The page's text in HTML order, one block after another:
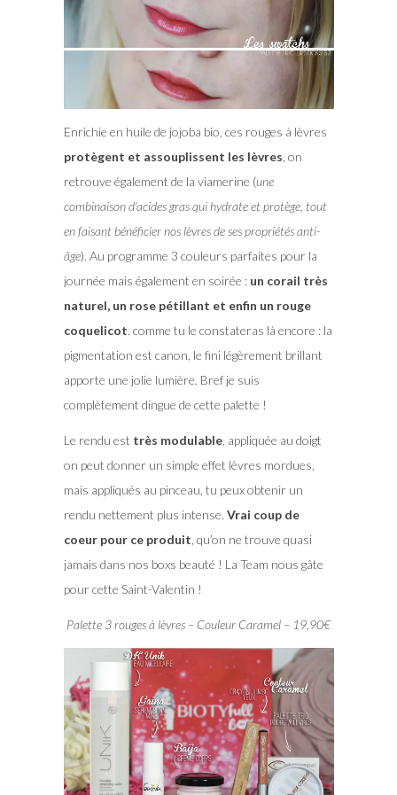
Enrichie en huile de jojoba bio, ces rouges à lèvres
protègent et assouplissent les lèvres , on
retrouve également de la viamerine (une
combinaison d’acides gras qui hydrate et protège, tout
en faisant bénéficier nos lèvres de ses propriétés anti-
âge). Au programme 3 couleurs parfaites pour la
journée mais également en soirée :un corail très
naturel, un rose pétillant et enfin un rouge
coquelicot. comme tu le constateras là encore : la
pigmentation est canon, le fini légèrement brillant
apporte une jolie lumière. Bref je suis
complètement dingue de cette palette !
Le rendu est très modulable, appliquée au doigt
on peut donner un simple effet lèvres mordues,
mais appliqués au pinceau, tu peux obtenir un
rendu nettement plus intense. Vrai coup de
coeur pour ce produit , qu’on ne trouve quasi
jamais dans nos boxs beauté ! La Team nous gâte
pour cette Saint-Valentin !
Palette 3 rouges à lèvres – Couleur Caramel – 19,90€